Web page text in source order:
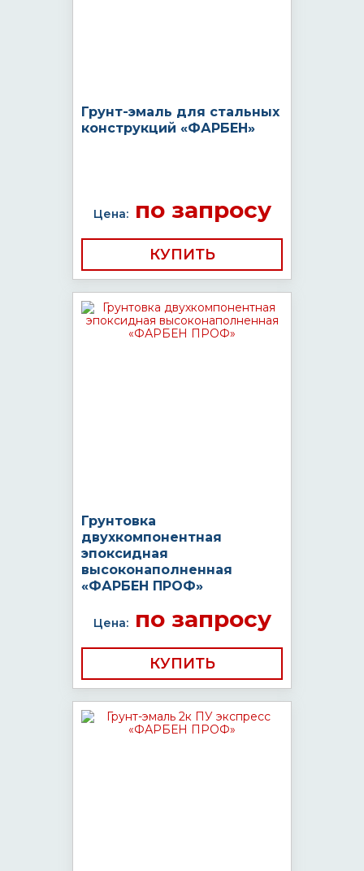
Грунт-эмаль для стальных
конструкций «ФАРБЕН»
Цена:по запросу
КУПИТЬ
Грунтовка
двухкомпонентная
эпоксидная
высоконаполненная
«ФАРБЕН ПРОФ»
Цена:по запросу
КУПИТЬ